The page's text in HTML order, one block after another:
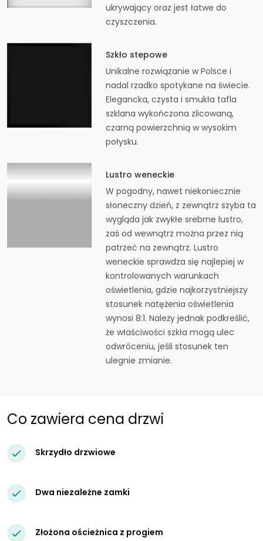
ukrywający oraz jest łatwe do
czyszczenia.
Szkło stepowe
Unikalne rozwiązanie w Polsce i
nadal rzadko spotykane na świecie.
Elegancka, czysta i smukła tafla
szklana wykończona zlicowaną,
czarną powierzchnią w wysokim
połysku.
Lustro weneckie
W pogodny, nawet niekoniecznie
słoneczny dzień, z zewnątrz szyba ta
wygląda jak zwykłe srebrne lustro,
zaś od wewnątrz można przez nią
patrzeć na zewnątrz. Lustro
weneckie sprawdza się najlepiej w
kontrolowanych warunkach
oświetlenia, gdzie najkorzystniejszy
stosunek natężenia oświetlenia
wynosi 8:1. Należy jednak podkreślić,
że właściwości szkła mogą ulec
odwróceniu, jeśli stosunek ten
ulegnie zmianie.
Co zawiera cena drzwi
Skrzydło drzwiowe
Dwa niezależne zamki
Złożona ościeżnica z progiem